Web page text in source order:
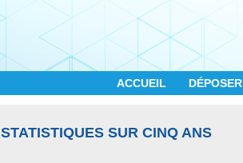
ACCUEIL DÉPOSER
STATISTIQUES SUR CINQ ANS